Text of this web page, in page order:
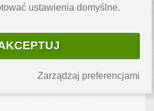
nas,
ustawienia domyślne.
Zarządzaj preferencjami